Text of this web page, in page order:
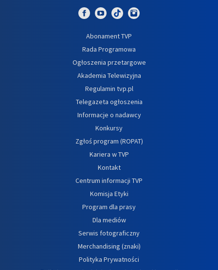
Abonament TVP
Rada Programowa
Ogłoszenia przetargowe
Akademia Telewizyjna
Regulamin tvp.pl
Telegazeta ogłoszenia
Informacje o nadawcy
Konkursy
Zgłoś program (ROPAT)
Kariera w TVP
Kontakt
Centrum informacji TVP
Komisja Etyki
Program dla prasy
Dla mediów
Serwis fotograficzny
Merchandising (znaki)
Polityka Prywatności